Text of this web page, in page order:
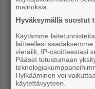
mainoksia.
Hyväksymällä suostut
Käytämme
laitteellesi
vierailit, IP-osoitteestasi
Pääset tutustumaan
Hylkääminen voi
käytettävyyteen.